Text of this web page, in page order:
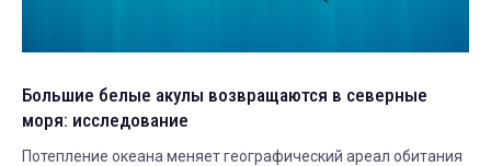
Большие белые акулы возвращаются в северные
моря: исследование
Потепление океана меняет географический ареал обитания